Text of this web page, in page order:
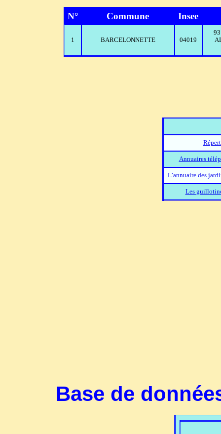
N° Commune Insee
1 BARCELONNETTE 04019
Annuaires
L’annuaire des
Les
Base de